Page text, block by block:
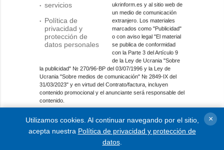
servicios
Política de
privacidad y
protección de
datos personales
ukrinform.es y al sitio web de
un medio de comunicación
extranjero. Los materiales
marcados como "Publicidad"
o con aviso legal "El material
se publica de conformidad
con la Parte 3 del Artículo 9
de la Ley de Ucrania "Sobre
la publicidad" № 270/96-ВР del 03/07/1996 y la Ley de
Ucrania "Sobre medios de comunicación" № 2849-IX del
31/03/2023" y en virtud del Contrato/factura, incluyen
contenido promocional y el anunciante será responsable del
contenido.
Entidad de medios en línea; identificador de medios: R40-
01421.
© 2015-2026 Ukrinform. Todos los derechos reservados.
Utilizamos cookies. Al continuar navegando por el sitio,
acepta nuestra Política de privacidad y protección de
datos.
×